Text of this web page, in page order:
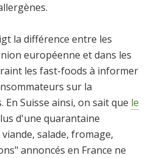
la différence entre les
européenne et dans les
les fast-foods à informer
sur la
Suisse ainsi, on sait que le
d'une quarantaine
salade, fromage,
annoncés en France ne